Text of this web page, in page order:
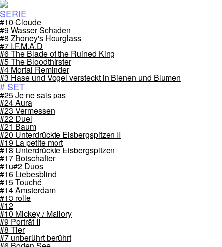
SERIE
#10 Cloude
#9 Wasser Schaden
#8 Zhoney's Hourglass
#7 I.F.M.A.D
#6 The Blade of the Ruined King
#5 The Bloodthirster
#4 Mortal Reminder
#3 Hase und Vogel versteckt in Bienen und Blumen
# SET
#25 Je ne sais pas
#24 Aura
#23 Vermessen
#22 Duel
#21 Baum
#20 Unterdrückte Eisbergspitzen II
#19 La petite mort
#18 Unterdrückte Eisbergspitzen
#17 Botschaften
#1u#2 Duos
#16 Liebesblind
#15 Touché
#14 Amsterdam
#13 rolle
#12
#10 Mickey / Mallory
#9 Porträt II
#8 Tier
#7 unberührt berührt